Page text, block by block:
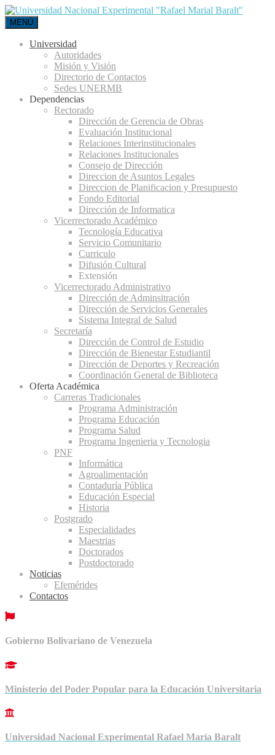
MENÚ
Universidad
Autoridades
Misión y Visión
Directorio de Contactos
Sedes UNERMB
Dependencias
Rectorado
Dirección de Gerencia de Obras
Evaluación Institucional
Relaciones Interinstitucionales
Relaciones Institucionales
Consejo de Dirección
Direccion de Asuntos Legales
Direccion de Planificacion y Presupuesto
Fondo Editorial
Dirección de Informatica
Vicerrectorado Académico
Tecnología Educativa
Servicio Comunitario
Curriculo
Difusión Cultural
Extensión
Vicerrectorado Administrativo
Dirección de Adminsitración
Dirección de Servicios Generales
Sistema Integral de Salud
Secretaría
Dirección de Control de Estudio
Dirección de Bienestar Estudiantil
Dirección de Deportes y Recreación
Coordinación General de Biblioteca
Oferta Académica
Carreras Tradicionales
Programa Administración
Programa Educación
Programa Salud
Programa Ingenieria y Tecnologia
PNF
Informática
Agroalimentación
Contaduría Pública
Educación Especial
Historia
Postgrado
Especialidades
Maestrias
Doctorados
Postdoctorado
Noticias
Efemérides
Contactos
Gobierno Bolivariano de Venezuela
Ministerio del Poder Popular para la Educación Universitaria
Universidad Nacional Experimental Rafael María Baralt